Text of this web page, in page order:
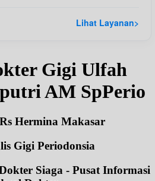
Lihat Layanan>
Gigi Ulfah
AM SpPerio
Hermina Makasar
Gigi Periodonsia
Siaga - Pusat Informasi